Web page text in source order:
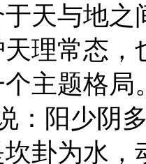
天与地之
理常态，
主题格局
：阳少阴
卦为水，